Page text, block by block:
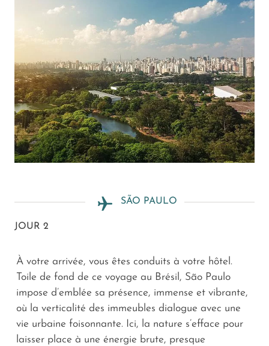
SÃO PAULO
JOUR 2
À votre arrivée, vous êtes conduits à votre hôtel.
Toile de fond de ce voyage au Brésil, São Paulo
impose d’emblée sa présence, immense et vibrante,
où la verticalité des immeubles dialogue avec une
vie urbaine foisonnante. Ici, la nature s’efface pour
laisser place à une énergie brute, presque